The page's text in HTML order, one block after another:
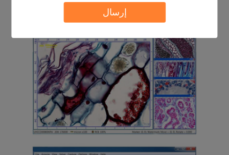
إرسال